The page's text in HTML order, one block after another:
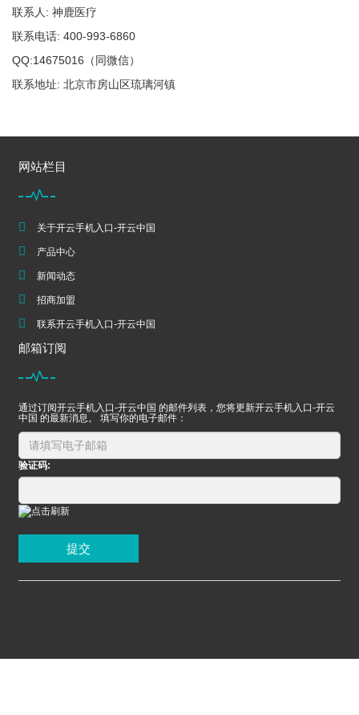
联系人: 神鹿医疗
联系电话: 400-993-6860
QQ:14675016（同微信）
联系地址: 北京市房山区琉璃河镇
网站栏目
关于开云手机入口-开云中国
产品中心
新闻动态
招商加盟
联系开云手机入口-开云中国
邮箱订阅
通过订阅开云手机入口-开云中国 的邮件列表，您将更新开云手机入口-开云
中国 的最新消息。 填写你的电子邮件：
验证码:
提交